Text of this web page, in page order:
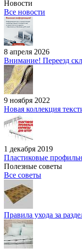
Новости
Все новости
8 апреля 2026
Внимание! Переезд
9 ноября 2022
Новая коллекция
1 декабря 2019
Пластиковые
Полезные советы
Все советы
Правила ухода за